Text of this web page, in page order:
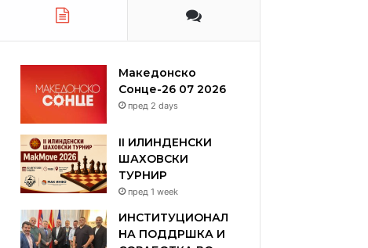
Македонско
Сонце-26 07 2026
пред 2 days
II ИЛИНДЕНСКИ
ШАХОВСКИ
ТУРНИР
пред 1 week
ИНСТИТУЦИОНАЛ
НА ПОДДРШКА И